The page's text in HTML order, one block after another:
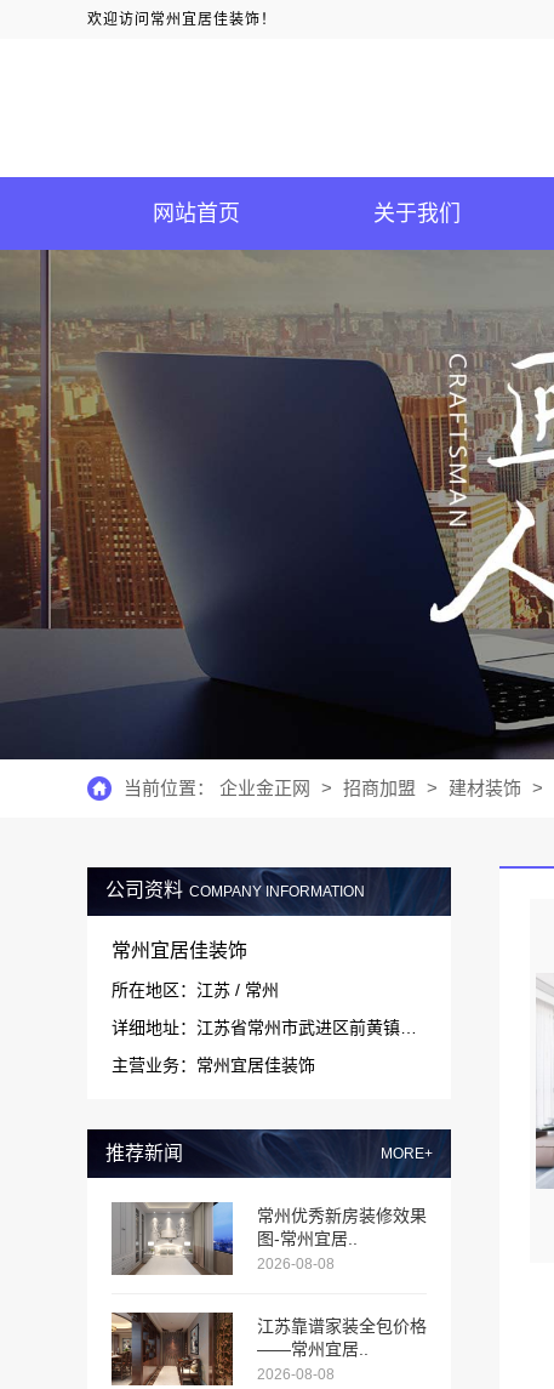
欢迎访问常州宜居佳装饰！
网站首页 关于我们
当前位置： 企业金正网 > 招商加盟 > 建材装饰 >
公司资料 COMPANY INFORMATION
常州宜居佳装饰
所在地区：江苏 / 常州
主营业务：常州宜居佳装饰
推荐新闻 MORE+
常州优秀新房装修效果
图-常州宜居..
2026-08-08
江苏靠谱家装全包价格
——常州宜居..
2026-08-08